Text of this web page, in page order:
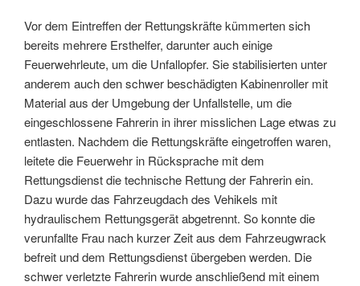
Vor dem Eintreffen der Rettungskräfte kümmerten sich
bereits mehrere Ersthelfer, darunter auch einige
Feuerwehrleute, um die Unfallopfer. Sie stabilisierten unter
anderem auch den schwer beschädigten Kabinenroller mit
Material aus der Umgebung der Unfallstelle, um die
eingeschlossene Fahrerin in ihrer misslichen Lage etwas zu
entlasten. Nachdem die Rettungskräfte eingetroffen waren,
leitete die Feuerwehr in Rücksprache mit dem
Rettungsdienst die technische Rettung der Fahrerin ein.
Dazu wurde das Fahrzeugdach des Vehikels mit
hydraulischem Rettungsgerät abgetrennt. So konnte die
verunfallte Frau nach kurzer Zeit aus dem Fahrzeugwrack
befreit und dem Rettungsdienst übergeben werden. Die
schwer verletzte Fahrerin wurde anschließend mit einem